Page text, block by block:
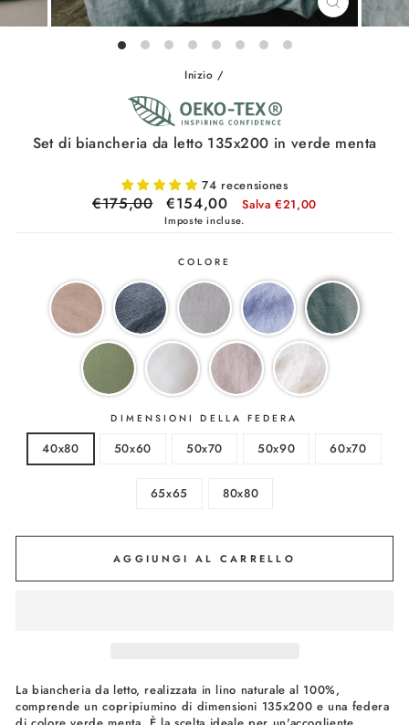
CHIUDI
(ESC)
Inizio /
Set di biancheria da letto 135x200 in verde menta
74 recensiones
Prezzo
€175,00
Prezzo
scontato
€154,00 Salva €21,00
Imposte incluse.
COLORE
DIMENSIONI DELLA FEDERA
40x80 50x60 50x70 50x90 60x70
65x65 80x80
AGGIUNGI AL CARRELLO
La biancheria da letto, realizzata in lino naturale al 100%,
comprende un copripiumino di dimensioni 135x200 e una federa